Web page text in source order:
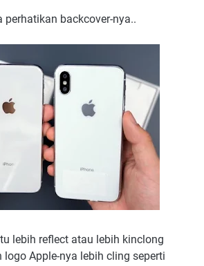
perhatikan backcover-nya..
lebih reflect atau lebih kinclong
Apple-nya lebih cling seperti